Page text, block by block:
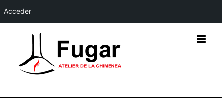
Acceder
contenido